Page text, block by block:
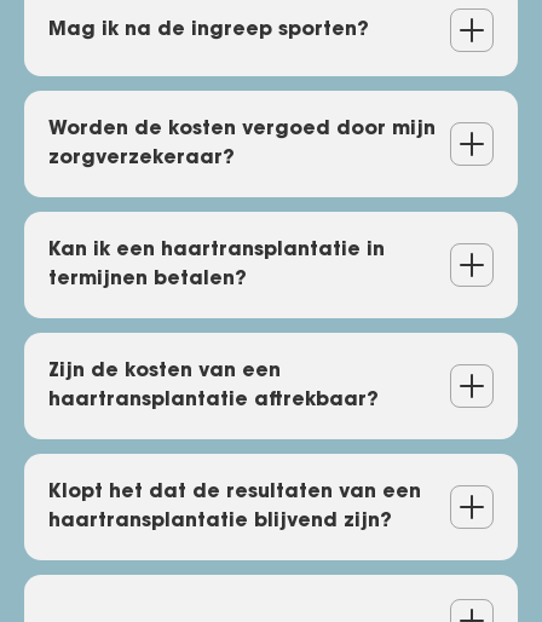
Hoe snel na de
Mag ik na de ingreep sporten?
Mag ik na de ingreep
sporten?
Worden de kosten vergoed door mijn
zorgverzekeraar?
Worden de kosten vergoed
door mijn zorgverzekeraar?
Kan ik een haartransplantatie in
termijnen betalen?
Kan ik een haartransplantatie
in termijnen betalen?
Zijn de kosten van een
haartransplantatie aftrekbaar?
Zijn de kosten van een
haartransplantatie
aftrekbaar?
Klopt het dat de resultaten van een
haartransplantatie blijvend zijn?